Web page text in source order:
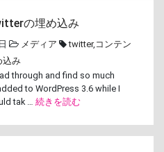
の埋め込み
メディア twitter, コンテン
込み
through and find so much
to WordPress 3.6 while I
tak … 続きを読む